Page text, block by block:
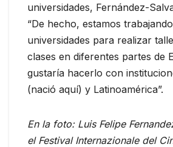
universidades, Fernández-
“De hecho, estamos
universidades para realizar
clases en diferentes partes de
gustaría hacerlo con
(nació aquí) y Latinoamérica”.
En la foto: Luis Felipe
el Festival Internazionale del